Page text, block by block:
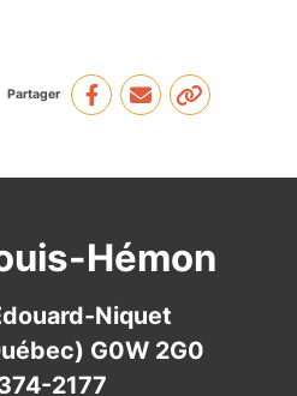
Événements
Partager
Hémon
Niquet
G0W 2G0
2177